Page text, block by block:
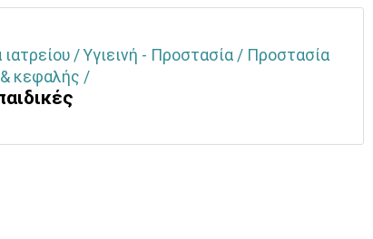
/ Υγιεινή - Προστασία / Προστασία
κεφαλής /